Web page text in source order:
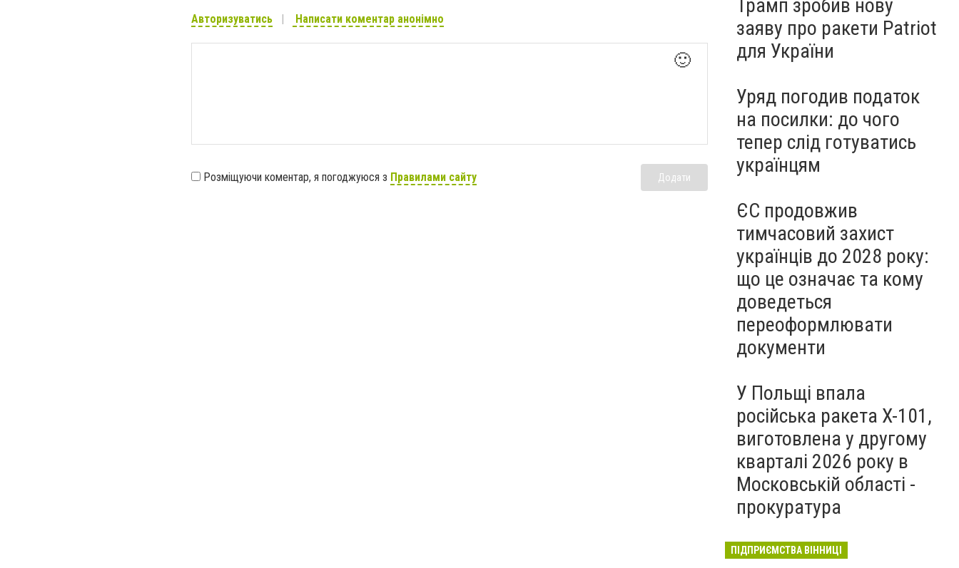
Авторизуватись Написати коментар анонімно
🙂
Розміщуючи коментар, я погоджуюся з Правилами сайту Додати
Трамп зробив нову
заяву про ракети Patriot
для України
Уряд погодив податок
на посилки: до чого
тепер слід готуватись
українцям
ЄС продовжив
тимчасовий захист
українців до 2028 року:
що це означає та кому
доведеться
переоформлювати
документи
У Польщі впала
російська ракета X-101,
виготовлена у другому
кварталі 2026 року в
Московській області -
прокуратура
ПІДПРИЄМСТВА ВІННИЦІ